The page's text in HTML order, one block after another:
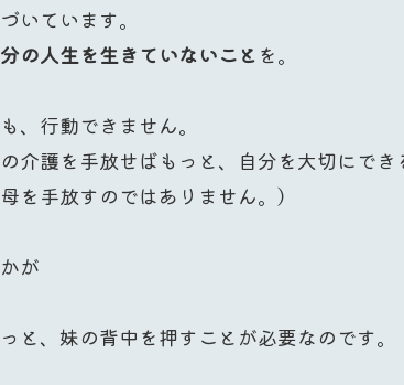
いています。
の人生を生きていないことを。
、行動できません。
介護を手放せばもっと、自分を大切にでき
母を手放すのではありません。）
が
と、妹の背中を押すことが必要なのです。